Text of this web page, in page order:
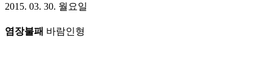
2015. 03. 30. 월요일
염장불패 바람인형